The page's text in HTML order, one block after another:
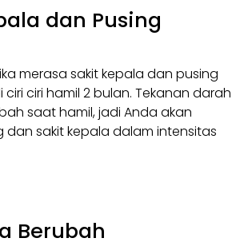
dan Pusing
merasa sakit kepala dan pusing
ciri hamil 2 bulan. Tekanan darah
saat hamil, jadi Anda akan
dan sakit kepala dalam intensitas
Berubah